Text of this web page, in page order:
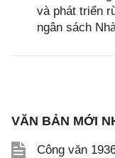
và phát triển
ngân sách
VĂN BẢN MỚI
Công văn